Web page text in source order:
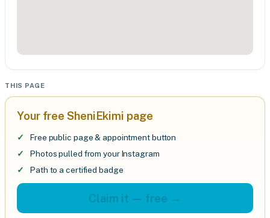
THIS PAGE
Your free SheniEkimi page
Free public page & appointment button
Photos pulled from your Instagram
Path to a certified badge
Claim it — free →